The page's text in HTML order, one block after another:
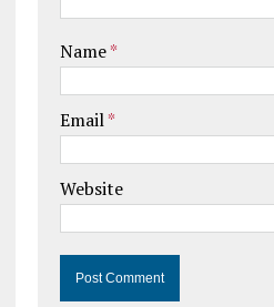
Name*
Email*
Website